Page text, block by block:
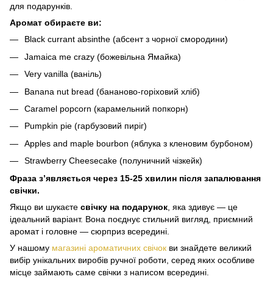
для подарунків.
Аромат обираєте ви:
Black currant absinthe (абсент з чорної смородини)
Jamaica me crazy (божевільна Ямайка)
Very vanilla (ваніль)
Banana nut bread (бананово-горіховий хліб)
Caramel popcorn (карамельний попкорн)
Pumpkin pie (гарбузовий пиріг)
Apples and maple bourbon (яблука з кленовим бурбоном)
Strawberry Cheesecake (полуничний чізкейк)
Фраза з’являється через 15-25 хвилин після запалювання
свічки.
Якщо ви шукаєте свічку на подарунок , яка здивує — це
ідеальний варіант. Вона поєднує стильний вигляд, приємний
аромат і головне — сюрприз всередині.
У нашому магазині ароматичних свічок ви знайдете великий
вибір унікальних виробів ручної роботи, серед яких особливе
місце займають саме свічки з написом всередині.